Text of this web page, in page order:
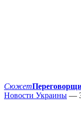
Сюжет
Новости Украины — 3